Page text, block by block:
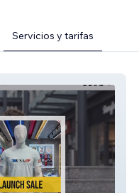
Servicios y tarifas